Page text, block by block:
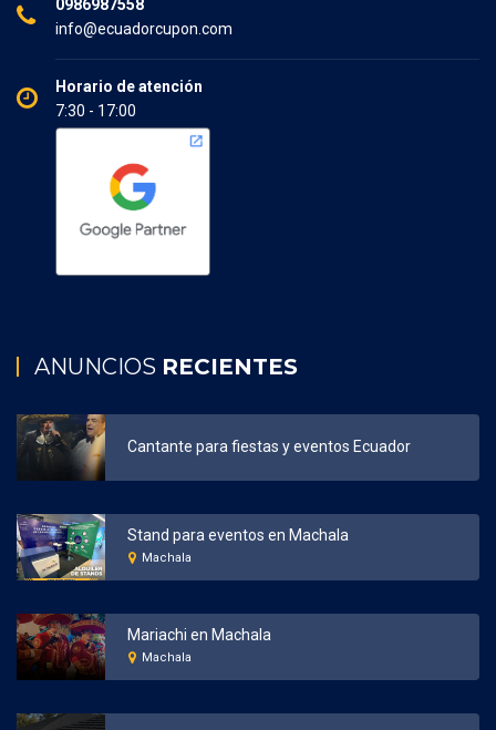
0986987558
info@ecuadorcupon.com
Horario de atención
7:30 - 17:00
ANUNCIOS RECIENTES
Cantante para fiestas y eventos Ecuador
Stand para eventos en Machala
Machala
Mariachi en Machala
Machala